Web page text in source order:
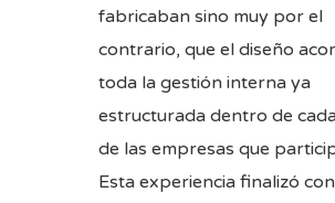
fabricaban sino muy por el
contrario, que el diseño
toda la gestión interna ya
estructurada dentro de
de las empresas que
Esta experiencia finalizó